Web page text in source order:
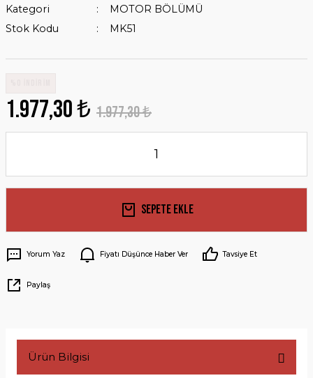
Kategori
MOTOR BÖLÜMÜ
Stok Kodu
MK51
1.977,30 ₺ 1.977,30 ₺
Sepete Ekle
Yorum Yaz Fiyatı Düşünce Haber Ver Tavsiye Et
Paylaş
Ürün Bilgisi